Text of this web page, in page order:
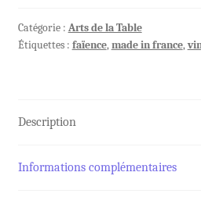
Catégorie : Arts de la Table
Étiquettes : faïence,made in france,
Description
Informations complémentaires